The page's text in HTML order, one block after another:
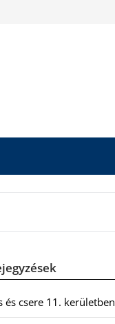
és csere 11. kerületben